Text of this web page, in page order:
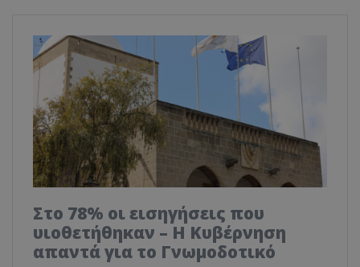
Στο 78% οι εισηγήσεις που
υιοθετήθηκαν – Η Κυβέρνηση
απαντά για το Γνωμοδοτικό